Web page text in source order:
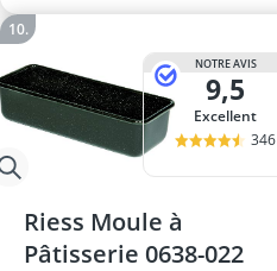
NOTRE AVIS
9,5
Excellent
346
Riess Moule à
Pâtisserie 0638-022